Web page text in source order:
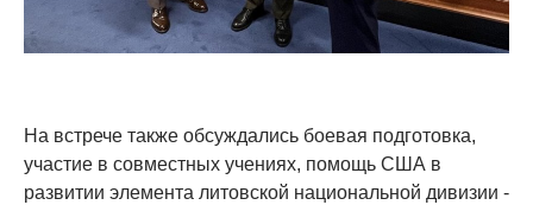
На встрече также обсуждались боевая подготовка,
участие в совместных учениях, помощь США в
развитии элемента литовской национальной дивизии -